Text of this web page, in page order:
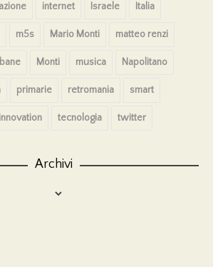
internet Israele Italia
m5s Mario Monti matteo renzi
Monti musica Napolitano
primarie retromania smart
tecnologia twitter
Archivi